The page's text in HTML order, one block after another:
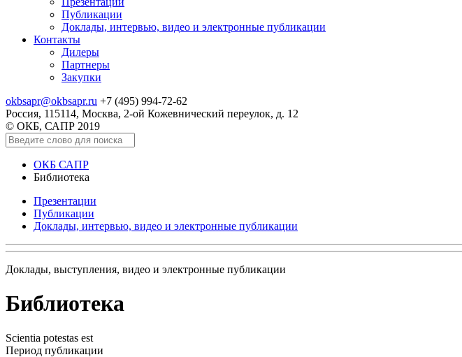
Публикации
Доклады, интервью, видео и электронные публикации
Контакты
Дилеры
Партнеры
Закупки
okbsapr@okbsapr.ru +7 (495) 994-72-62
Россия, 115114, Москва, 2-ой Кожевнический переулок, д. 12
© ОКБ, САПР 2019
ОКБ САПР
Библиотека
Презентации
Публикации
Доклады, интервью, видео и электронные публикации
Доклады, выступления, видео и электронные публикации
Библиотека
Scientia potestas est
Период публикации